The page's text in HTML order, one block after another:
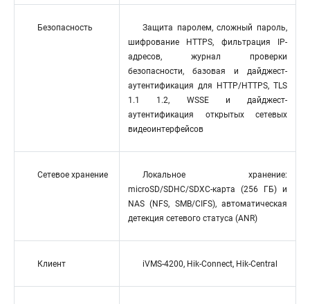
Безопасность
Защита паролем, сложный пароль,
шифрование HTTPS, фильтрация IP-
адресов, журнал проверки
безопасности, базовая и дайджест-
аутентификация для HTTP/HTTPS, TLS
1.1 1.2, WSSE и дайджест-
аутентификация открытых сетевых
видеоинтерфейсов
Сетевое хранение
Локальное хранение:
microSD/SDHC/SDXC-карта (256 ГБ) и
NAS (NFS, SMB/CIFS), автоматическая
детекция сетевого статуса (ANR)
Клиент iVMS-4200, Hik-Connect, Hik-Central